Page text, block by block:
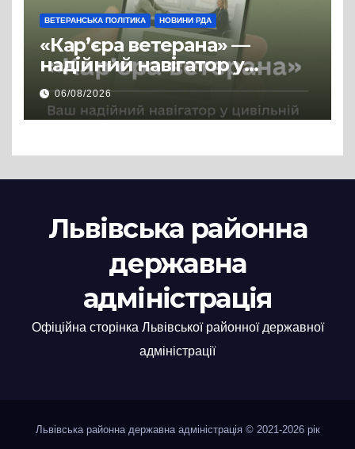
ВЕТЕРАНСЬКА ПОЛІТИКА НОВИНИ РДА
«Кар’єра ветерана» —
надійний навігатор у
цивільній професії
06/08/2026
Львівська районна
державна
адміністрація
Офіційна сторінка Львівської районної державної
адміністрації
Львівська районна державна адміністрація © 2021-2026 рік